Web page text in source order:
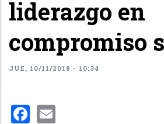
liderazgo en
compromiso
JUE, 10/11/2018 - 10:34
Facebook